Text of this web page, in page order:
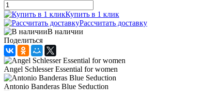
Купить в 1 клик
Рассчитать доставку
В наличии
Поделиться
Angel Schlesser Essential for women
Antonio Banderas Blue Seduction